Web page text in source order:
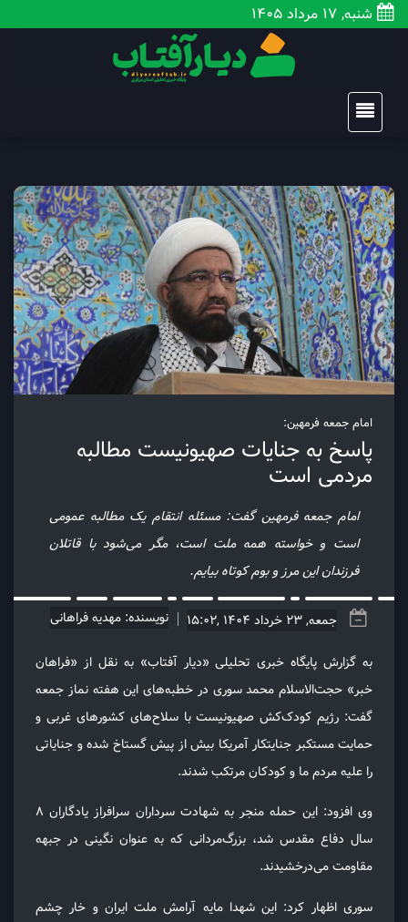
شنبه, 17 مرداد 1405
امام جمعه فرمهین:
پاسخ به جنایات صهیونیست مطالبه
مردمی است
امام جمعه فرمهین گفت: مسئله انتقام یک مطالبه عمومی
است و خواسته همه ملت است، مگر می‌شود با قاتلان
فرزندان این مرز و بوم کوتاه بیایم.
جمعه, 23 خرداد 1404 ,15:02 نویسنده: مهدیه فراهانی
به گزارش پایگاه خبری تحلیلی «دیار آفتاب» به نقل از «فراهان
خبر» حجت‌الاسلام محمد سوری در خطبه‌های این هفته نماز جمعه
گفت: رژیم کودک‌کش صهیونیست با سلاح‌های کشورهای غربی و
حمایت مستکبر جنایتکار آمریکا بیش از پیش گستاخ شده و جنایاتی
را علیه مردم ما و کودکان مرتکب شدند.
وی افزود: این حمله منجر به شهادت سرداران سرافراز یادگاران ۸
سال دفاع مقدس شد، بزرگ‌مردانی که به عنوان نگینی در جبهه
مقاومت می‌درخشیدند.
سوری اظهار کرد: این شهدا مایه آرامش ملت ایران و خار چشم